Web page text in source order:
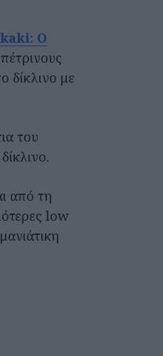
O
δίκλινο με
του
από τη
low